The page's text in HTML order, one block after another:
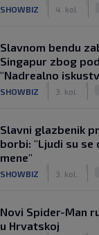
SHOWBIZ 4. kol.
Slavnom bendu
Singapur zbog
"Nadrealno
SHOWBIZ 3. kol.
Slavni glazbenik
borbi: "Ljudi su
mene"
SHOWBIZ 3. kol.
Novi Spider-Man
u Hrvatskoj